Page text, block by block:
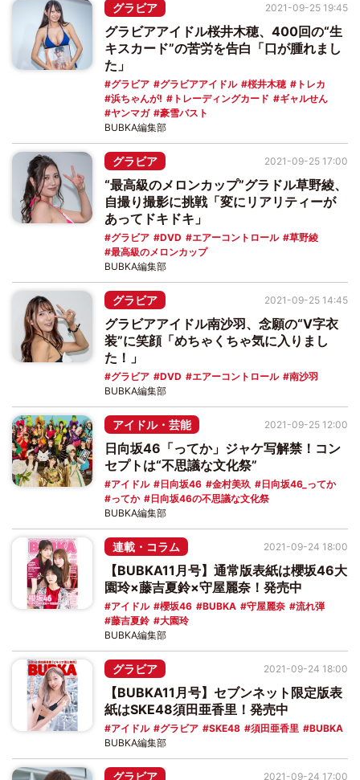
グラビア
グラビアアイドル桜井木穂、400回の“生
キスカード”の苦労を告白「口が腫れまし
た」
グラビア グラビアアイドル 桜井木穂
トレカ
浜ちゃんが!
トレーディングカード
ギャルせん
ヤンマガ
豪雪バスト
2021-09-25 19:45
BUBKA編集部
グラビア
“最高級のメロンカップ”グラドル草野綾、
自撮り撮影に挑戦「変にリアリティーが
あってドキドキ」
グラビア DVD エアーコントロール
草野綾
最高級のメロンカップ
2021-09-25 17:00
BUBKA編集部
グラビア
グラビアアイドル南沙羽、念願の“V字衣
装”に笑顔「めちゃくちゃ気に入りまし
た！」
グラビア DVD エアーコントロール 南沙羽
2021-09-25 14:45
BUBKA編集部
アイドル・芸能
日向坂46「ってか」ジャケ写解禁！コン
セプトは“不思議な文化祭”
アイドル 日向坂46 金村美玖
日向坂46_ってか
ってか
日向坂46の不思議な文化祭
2021-09-25 12:00
BUBKA編集部
連載・コラム
【BUBKA11月号】通常版表紙は櫻坂46大
園玲×藤吉夏鈴×守屋麗奈！発売中
アイドル 櫻坂46 BUBKA 守屋麗奈
流れ弾
藤吉夏鈴
大園玲
2021-09-24 18:00
BUBKA編集部
グラビア
【BUBKA11月号】セブンネット限定版表
紙はSKE48須田亜香里！発売中
アイドル グラビア SKE48 須田亜香里 BUBKA
2021-09-24 18:00
BUBKA編集部
グラビア 2021-09-24 17:00